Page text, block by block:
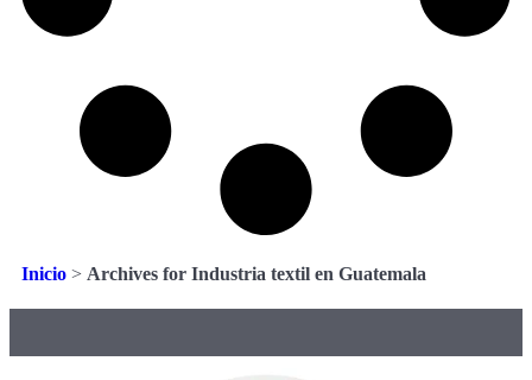
Inicio > Archives for Industria textil en Guatemala